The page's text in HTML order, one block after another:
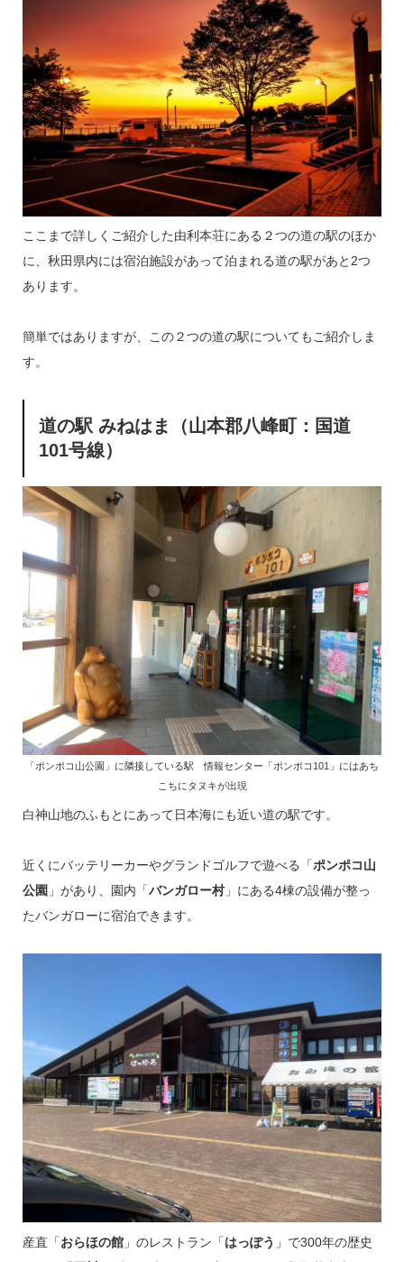
ここまで詳しくご紹介した由利本荘にある２つの道の駅のほか
に、秋田県内には宿泊施設があって泊まれる道の駅があと2つ
あります。
簡単ではありますが、この２つの道の駅についてもご紹介しま
す。
道の駅 みねはま（山本郡八峰町：国道
101号線）
「ポンポコ山公園」に隣接している駅 情報センター「ポンポコ101」にはあち
こちにタヌキが出現
白神山地のふもとにあって日本海にも近い道の駅です。
近くにバッテリーカーやグランドゴルフで遊べる「ポンポコ山
公園 」があり、園内「バンガロー村」にある4棟の設備が整っ
たバンガローに宿泊できます。
産直「おらほの館」のレストラン「はっぽう 」で300年の歴史